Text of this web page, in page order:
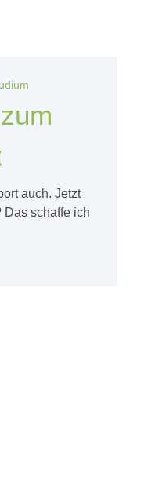
auch. Jetzt
schaffe ich